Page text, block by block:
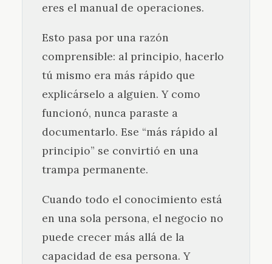
eres el manual de operaciones.
Esto pasa por una razón
comprensible: al principio, hacerlo
tú mismo era más rápido que
explicárselo a alguien. Y como
funcionó, nunca paraste a
documentarlo. Ese “más rápido al
principio” se convirtió en una
trampa permanente.
Cuando todo el conocimiento está
en una sola persona, el negocio no
puede crecer más allá de la
capacidad de esa persona. Y